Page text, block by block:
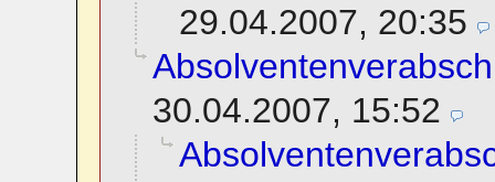
29.04.2007, 20:35
30.04.2007, 15:52